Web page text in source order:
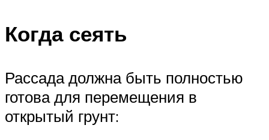
Когда сеять
Рассада должна быть полностью
готова для перемещения в
открытый грунт: